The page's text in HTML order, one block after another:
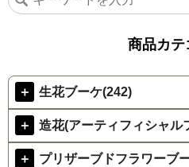
商品カテ
＋ 生花ブーケ(242)
＋ 造花(アーティフィシャル
＋ プリザーブドフラワーブ